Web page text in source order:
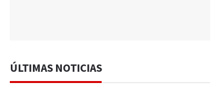
ÚLTIMAS NOTICIAS